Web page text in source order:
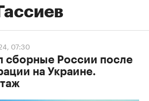
07:30
сборные России после
на Украине.